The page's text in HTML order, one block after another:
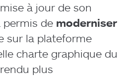
à jour de son
permis de moderniser
sur la plateforme
charte graphique du
plus